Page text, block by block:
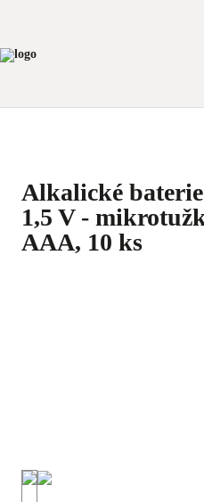
Alkalické
1,5 V -
AAA, 10 ks